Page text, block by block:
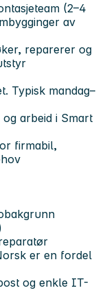
(2–4
av
reparerer og
Typisk mandag–
arbeid i Smart
firmabil,
er en fordel
og enkle IT-